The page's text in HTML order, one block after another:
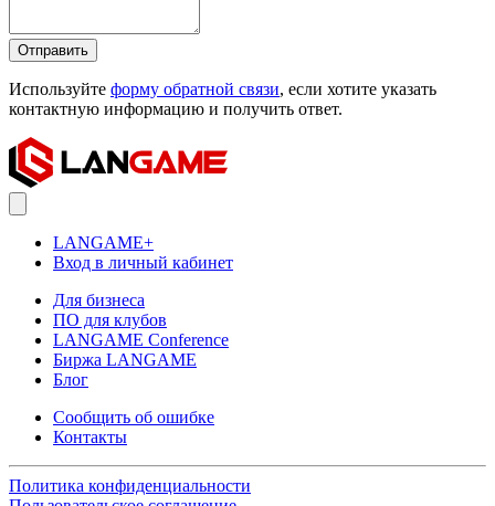
Отправить
Используйте форму обратной связи, если хотите указать
контактную информацию и получить ответ.
LANGAME+
Вход в личный кабинет
Для бизнеса
ПО для клубов
LANGAME Conference
Биржа LANGAME
Блог
Сообщить об ошибке
Контакты
Политика конфиденциальности